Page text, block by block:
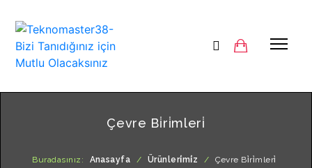
Çevre Bi̇ri̇mleri̇
Buradasınız: Anasayfa / Ürünleri̇mi̇z / Çevre Bi̇ri̇mleri̇